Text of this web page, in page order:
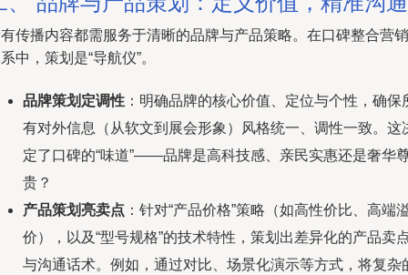
传播内容都需服务于清晰的品牌与产品策略。在口碑整合营销
中，策划是“导航仪”。
品牌策划定调性 ：明确品牌的核心价值、定位与个性，确保
有对外信息（从软文到展会形象）风格统一、调性一致。这
定了口碑的“味道”——品牌是高科技感、亲民实惠还是奢华
贵？
产品策划亮卖点 ：针对“产品价格”策略（如高性价比、高端
价），以及“型号规格”的技术特性，策划出差异化的产品卖
与沟通话术。例如，通过对比、场景化演示等方式，将复杂